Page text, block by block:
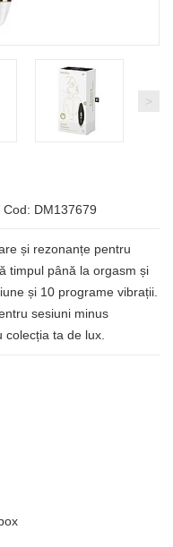
>
Cod: DM137679
și rezonanțe pentru
timpul până la orgasm și
și 10 programe vibrații.
sesiuni minus
colecția ta de lux.